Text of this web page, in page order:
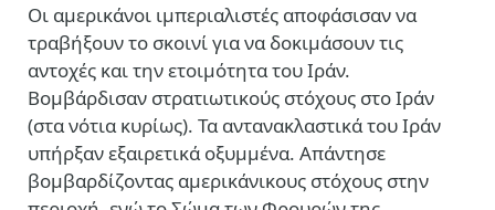
Οι αμερικάνοι ιμπεριαλιστές αποφάσισαν να
τραβήξουν το σκοινί για να δοκιμάσουν τις
αντοχές και την ετοιμότητα του Ιράν.
Βομβάρδισαν στρατιωτικούς στόχους στο Ιράν
(στα νότια κυρίως). Τα αντανακλαστικά του Ιράν
υπήρξαν εξαιρετικά οξυμμένα. Απάντησε
βομβαρδίζοντας αμερικάνικους στόχους στην